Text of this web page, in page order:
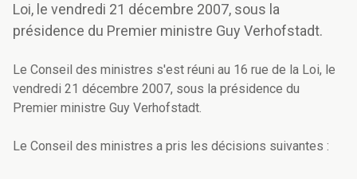
Loi, le vendredi 21 décembre 2007, sous la
présidence du Premier ministre Guy Verhofstadt.
Le Conseil des ministres s'est réuni au 16 rue de la Loi, le
vendredi 21 décembre 2007, sous la présidence du
Premier ministre Guy Verhofstadt.
Le Conseil des ministres a pris les décisions suivantes :